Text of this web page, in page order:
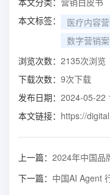
本文标签：
医疗内容
数字营销
浏览次数： 2135次浏览
下载次数： 9次下载
发布日期： 2024-05-22
本文链接： https://
上一篇： 2024年中国品
下一篇： 中国AI Agent